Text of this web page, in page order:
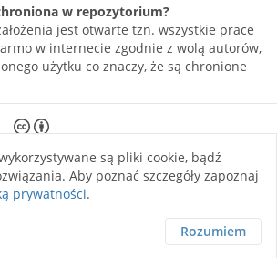
w repozytorium?
jest otwarte tzn. wszystkie prace
w internecie zgodnie z wolą autorów,
użytku co znaczy, że są chronione
site is licensed under a Creative Commons
Attribution 4.0 International license.
są pliki cookie, bądź
Aby poznać szczegóły zapoznaj
prywatności.
Rozumiem